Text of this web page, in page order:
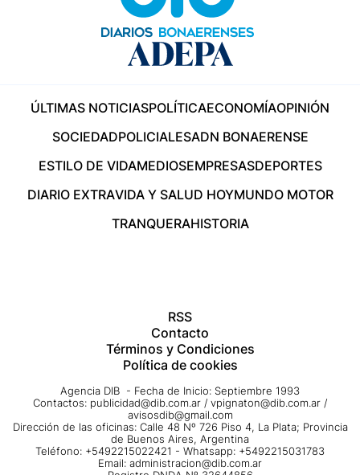
ÚLTIMAS NOTICIASPOLÍTICAECONOMÍAOPINIÓN
SOCIEDADPOLICIALESADN BONAERENSE
ESTILO DE VIDAMEDIOSEMPRESASDEPORTES
DIARIO EXTRAVIDA Y SALUD HOYMUNDO MOTOR
TRANQUERAHISTORIA
RSS
Contacto
Términos y Condiciones
Política de cookies
Agencia DIB - Fecha de Inicio: Septiembre 1993
Contactos: publicidad@dib.com.ar / vpignaton@dib.com.ar /
avisosdib@gmail.com
Dirección de las oficinas: Calle 48 Nº 726 Piso 4, La Plata; Provincia
de Buenos Aires, Argentina
Teléfono: +5492215022421 - Whatsapp: +5492215031783
Email: administracion@dib.com.ar